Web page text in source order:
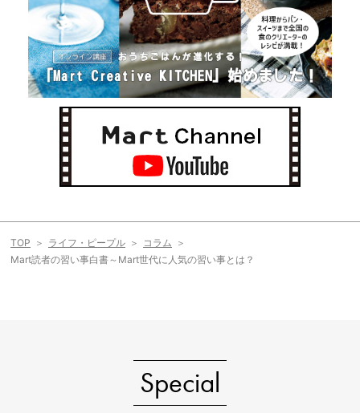
TOP ライフ・ピープル
コラム
Mart読者の習い事白書～Mart世代に人気の習い事とは？
Special